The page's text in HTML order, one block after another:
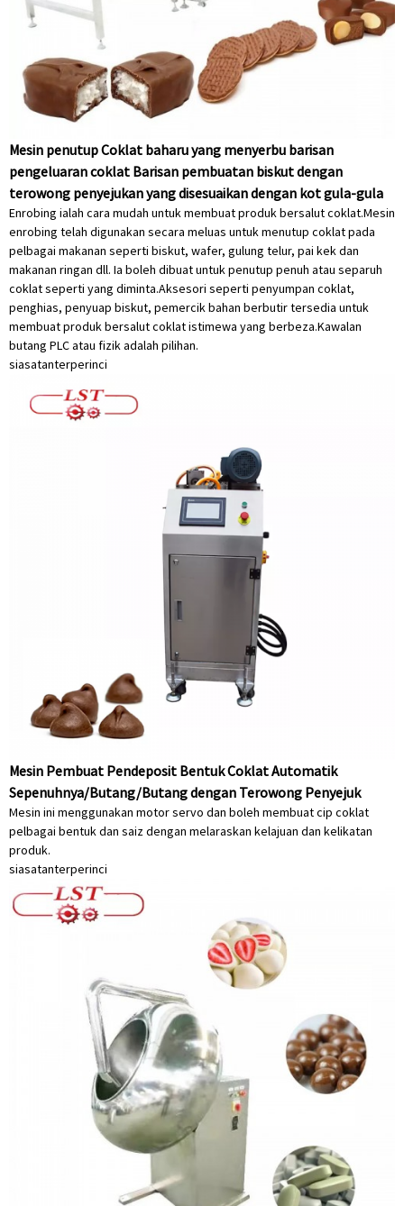
Mesin penutup Coklat baharu yang menyerbu barisan
pengeluaran coklat Barisan pembuatan biskut dengan
terowong penyejukan yang disesuaikan dengan kot gula-gula
Enrobing ialah cara mudah untuk membuat produk bersalut coklat.Mesin
enrobing telah digunakan secara meluas untuk menutup coklat pada
pelbagai makanan seperti biskut, wafer, gulung telur, pai kek dan
makanan ringan dll. Ia boleh dibuat untuk penutup penuh atau separuh
coklat seperti yang diminta.Aksesori seperti penyumpan coklat,
penghias, penyuap biskut, pemercik bahan berbutir tersedia untuk
membuat produk bersalut coklat istimewa yang berbeza.Kawalan
butang PLC atau fizik adalah pilihan.
siasatanterperinci
Mesin Pembuat Pendeposit Bentuk Coklat Automatik
Sepenuhnya/Butang/Butang dengan Terowong Penyejuk
Mesin ini menggunakan motor servo dan boleh membuat cip coklat
pelbagai bentuk dan saiz dengan melaraskan kelajuan dan kelikatan
produk.
siasatanterperinci